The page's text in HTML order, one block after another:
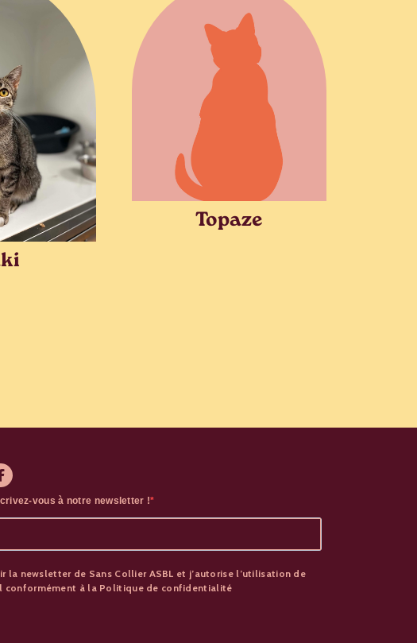
Topaze
vous à notre newsletter !
la newsletter de Sans Collier ASBL et j’autorise l’utilisation de
conformément à la Politique de confidentialité